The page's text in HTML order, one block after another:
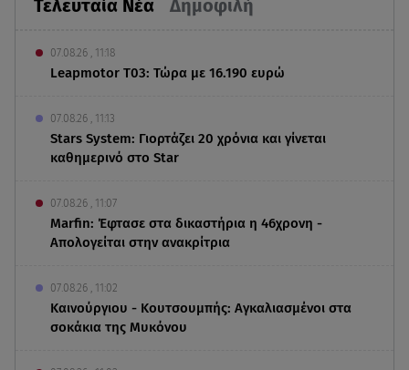
Τελευταία Νέα Δημοφιλή
07.08.26 , 11:18
Leapmotor T03: Τώρα με 16.190 ευρώ
07.08.26 , 11:13
Stars System: Γιορτάζει 20 χρόνια και γίνεται
καθημερινό στο Star
07.08.26 , 11:07
Marfin: Έφτασε στα δικαστήρια η 46χρονη -
Απολογείται στην ανακρίτρια
07.08.26 , 11:02
Καινούργιου - Κουτσουμπής: Αγκαλιασμένοι στα
σοκάκια της Μυκόνου